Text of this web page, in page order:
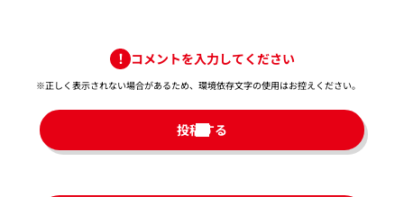
コメントを入力してください
※正しく表示されない場合があるため、環境依存文字の使用はお控えください。​
投稿する